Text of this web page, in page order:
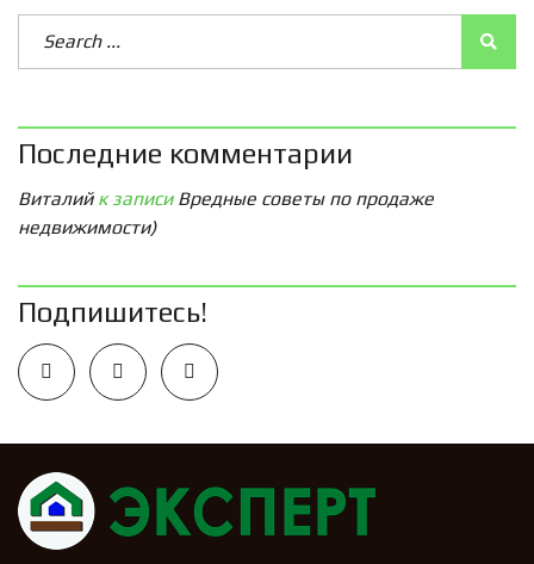
Последние комментарии
Виталийк записи Вредные советы по продаже
недвижимости)
Подпишитесь!